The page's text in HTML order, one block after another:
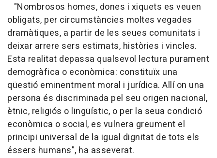
"Nombrosos homes, dones i xiquets es veuen
obligats, per circumstàncies moltes vegades
dramàtiques, a partir de les seues comunitats i
deixar arrere sers estimats, històries i vincles.
Esta realitat depassa qualsevol lectura purament
demogràfica o econòmica: constituïx una
qüestió eminentment moral i jurídica. Allí on una
persona és discriminada pel seu origen nacional,
ètnic, religiós o lingüístic, o per la seua condició
econòmica o social, es vulnera greument el
principi universal de la igual dignitat de tots els
éssers humans", ha asseverat.